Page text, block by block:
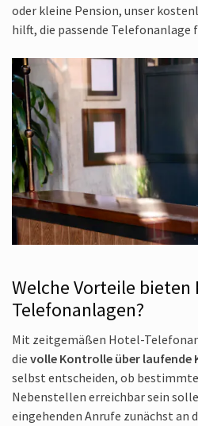
oder kleine Pension, unser
hilft, die passende Telefon­anlage
Welche Vorteile bieten
Telefonanlagen?
Mit zeitgemäßen Hotel-
die volle Kontrolle über laufende
selbst entscheiden, ob
Neben­stellen erreichbar sein
eingehenden Anrufe zunächst an